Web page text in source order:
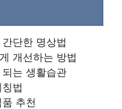
단한 명상법
개선하는 방법
는 생활습관
법
추천